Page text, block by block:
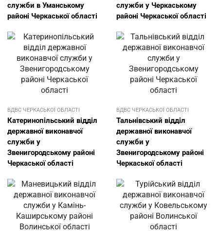
служби в Уманському
районі Черкаської області
служби у Черкаському
районі Черкаської області
ВДВС ЧЕРКАСЬКОЇ ОБЛАСТІ
Катеринопільський відділ
державної виконавчої
служби у
Звенигородському районі
Черкаської області
ВДВС ЧЕРКАСЬКОЇ ОБЛАСТІ
Тальнівський відділ
державної виконавчої
служби у
Звенигородському районі
Черкаської області